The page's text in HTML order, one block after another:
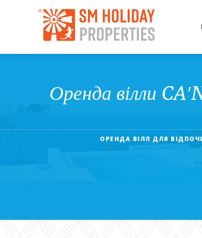
Оренда вілли
ОРЕНДА ВІЛЛ ДЛЯ